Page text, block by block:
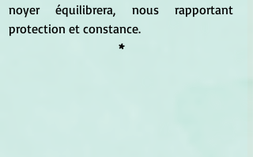
noyer équilibrera, nous rapportant
protection et constance.
*